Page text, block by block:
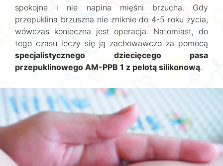
spokojne i nie napina mięśni brzucha. Gdy
przepuklina brzuszna nie zniknie do 4-5 roku życia,
wówczas konieczna jest operacja. Natomiast, do
tego czasu leczy się ją zachowawczo za pomocą
specjalistycznego dziecięcego pasa
przepuklinowego AM-PPB 1 z pelotą silikonową.